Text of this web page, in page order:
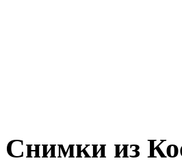
Снимки из